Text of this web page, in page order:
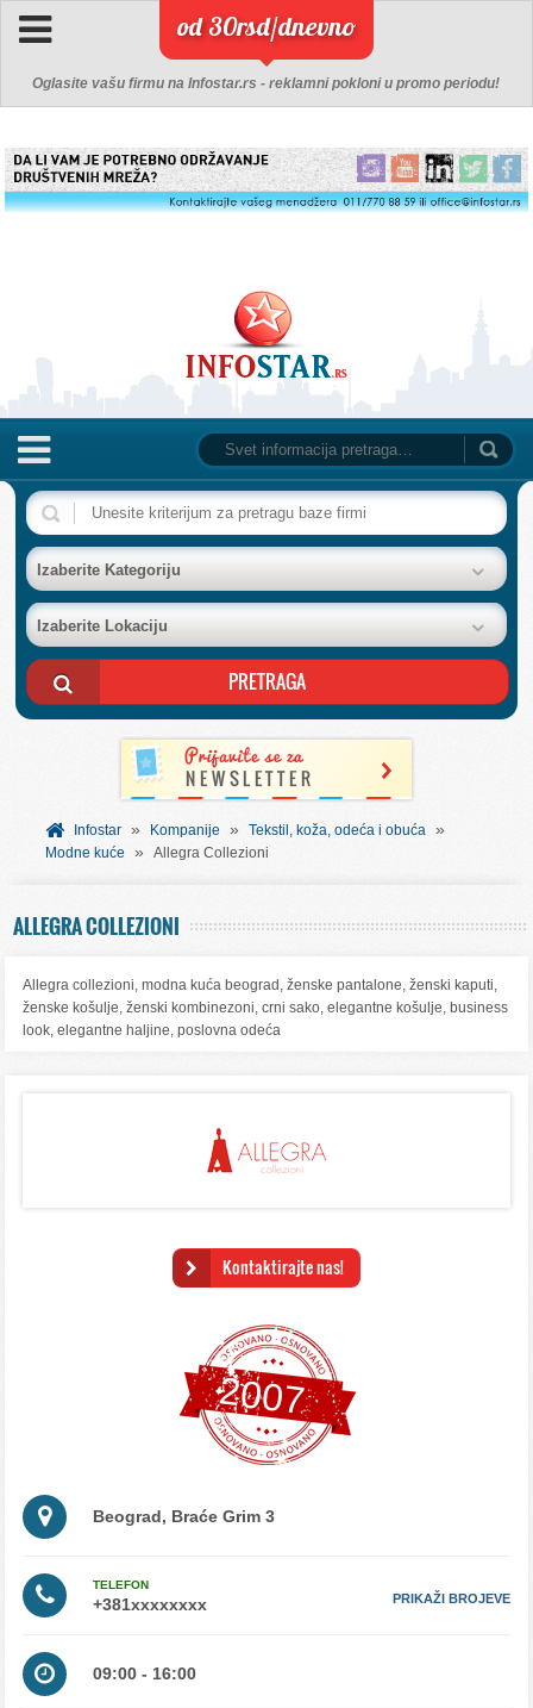
od 30rsd/dnevno
Oglasite vašu firmu na Infostar.rs - reklamni pokloni u promo periodu!
NASLOVNA
BAZA FIRMI
POSLOVNI OGLASI
AKCIJE I KATALOZI
BESPLATNI VAUČERI
SVET INFORMACIJA
Izaberite Kategoriju
Izaberite Lokaciju
Infostar » Kompanije » Tekstil, koža, odeća i obuća »
Modne kuće » Allegra Collezioni
ALLEGRA COLLEZIONI
Allegra collezioni, modna kuća beograd, ženske pantalone, ženski kaputi,
ženske košulje, ženski kombinezoni, crni sako, elegantne košulje, business
look, elegantne haljine, poslovna odeća
Kontaktirajte nas!
2007
Beograd, Braće Grim 3
TELEFON
PRIKAŽI BROJEVE
09:00 - 16:00